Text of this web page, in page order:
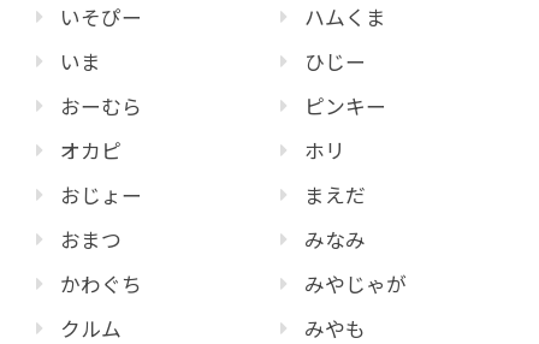
いそぴー
いま
おーむら
オカピ
おじょー
おまつ
かわぐち
クルム
ハムくま
ひじー
ピンキー
ホリ
まえだ
みなみ
みやじゃが
みやも